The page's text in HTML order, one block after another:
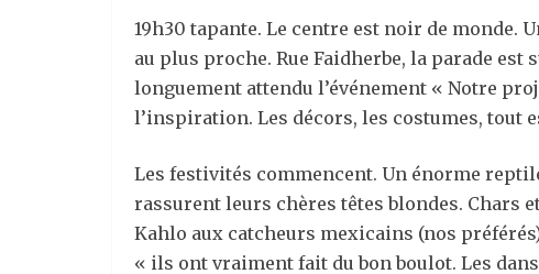
19h30 tapante. Le centre est noir de monde.
au plus proche. Rue Faidherbe, la parade
longuement attendu l’événement « Notre
l’inspiration. Les décors, les costumes, tout
Les festivités commencent. Un énorme
rassurent leurs chères têtes blondes. Chars
Kahlo aux catcheurs mexicains (nos
« ils ont vraiment fait du bon boulot. Les